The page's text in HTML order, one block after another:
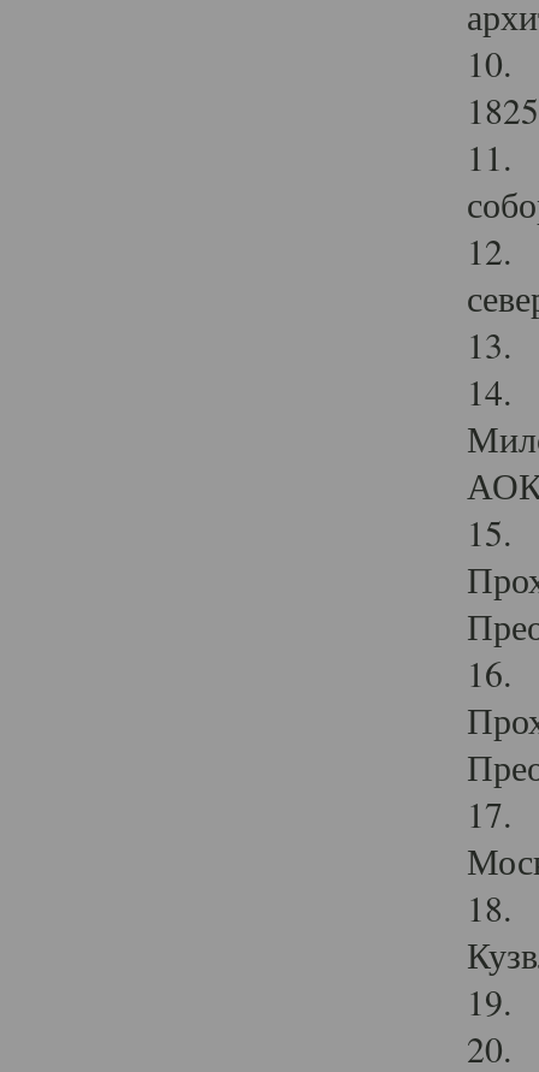
10.
11.
12.
13.
14.
15.
16.
17.
18.
19.
20.